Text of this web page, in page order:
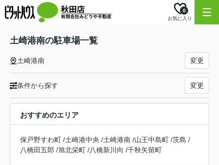
お気に入り
0
土崎港南の駐車場一覧
土崎港南 変更
条件から探す 変更
おすすめのエリア
保戸野すわ町 /土崎港中央 /土崎港南 /山王中島町 /茨島 /
八橋田五郎 /旭北栄町 /八橋新川向 /千秋矢留町